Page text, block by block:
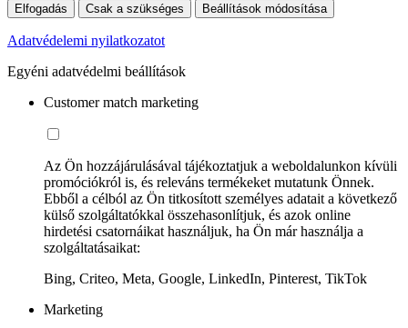
Elfogadás Csak a szükséges Beállítások módosítása
Adatvédelemi nyilatkozatot
Egyéni adatvédelmi beállítások
Customer match marketing
Az Ön hozzájárulásával tájékoztatjuk a weboldalunkon kívüli
promóciókról is, és releváns termékeket mutatunk Önnek.
Ebből a célból az Ön titkosított személyes adatait a következő
külső szolgáltatókkal összehasonlítjuk, és azok online
hirdetési csatornáikat használjuk, ha Ön már használja a
szolgáltatásaikat:
Bing, Criteo, Meta, Google, LinkedIn, Pinterest, TikTok
Marketing